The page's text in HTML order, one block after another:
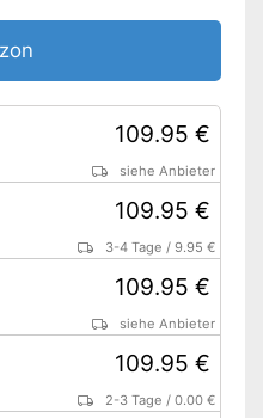
109.95 €
siehe Anbieter
109.95 €
3-4 Tage /9.95 €
109.95 €
siehe Anbieter
109.95 €
2-3 Tage /0.00 €